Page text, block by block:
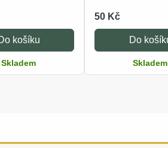
košíku
Skladem
50 Kč
Do
Skladem